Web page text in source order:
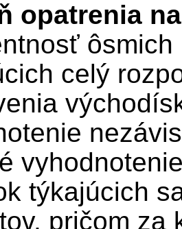
opatrenia
celý
týkajúcich
pričom